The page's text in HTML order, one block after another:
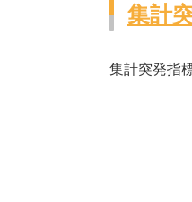
集計
集計突発指